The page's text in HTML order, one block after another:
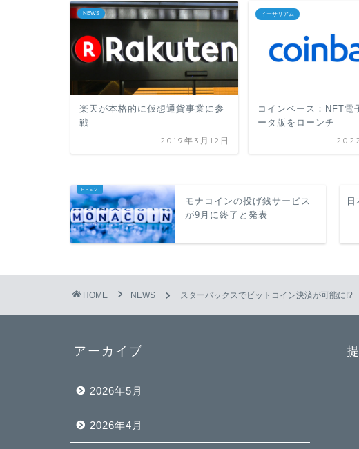
NEWS
楽天が本格的に仮想通貨事業に参
戦
2019年3月12日
イーサリアム
コインベース：NFT電
ータ版をローンチ
モナコインの投げ銭サービス
が9月に終了と発表
HOME NEWS スターバックスでビットコイン決済が可能に!?
アーカイブ
2026年5月
2026年4月